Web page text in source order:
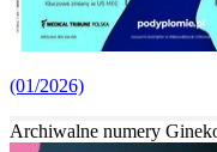
(01/2026)
Archiwalne numery